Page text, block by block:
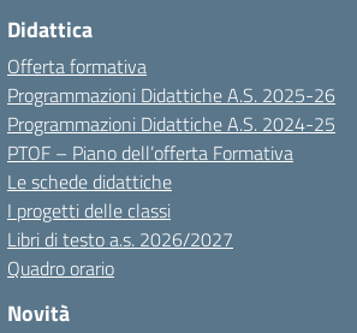
Didattica
Offerta formativa
Programmazioni Didattiche A.S. 2025-26
Programmazioni Didattiche A.S. 2024-25
PTOF – Piano dell’offerta Formativa
Le schede didattiche
I progetti delle classi
Libri di testo a.s. 2026/2027
Quadro orario
Novità